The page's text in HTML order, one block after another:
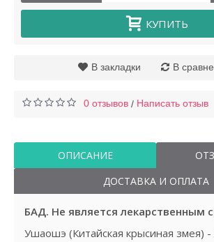
КУПИТЬ
В закладки В
0 отзывов / Написать отзыв
ОПИСАНИЕ
ДОСТАВКА И ОПЛАТА
БАД. Не является лекарственным
Ушаошэ (Китайская крысиная змея)